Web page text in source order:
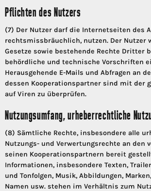
Pflichten des Nutzers
(7) Der Nutzer darf die Internetseiten des
rechtsmissbräuchlich, nutzen. Der Nutzer
Gesetze sowie bestehende Rechte Dritter
behördliche und technische Vorschriften
Herausgehende E-Mails und Abfragen an
dessen Kooperationspartner sind mit der
auf Viren zu überprüfen.
Nutzungsumfang, urheberrechtliche
(8) Sämtliche Rechte, insbesondere alle
Nutzungs- und Verwertungsrechte an den
seinen Kooperationspartnern bereit
Informationen, insbesondere Texten,
und Tonfolgen, Musik, Abbildungen,
Namen usw. stehen im Verhältnis zum